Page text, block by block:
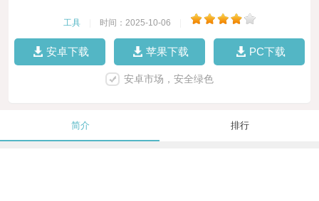
工具 时间：2025-10-06
安卓下载 苹果下载 PC下载
安卓市场，安全绿色
简介 排行